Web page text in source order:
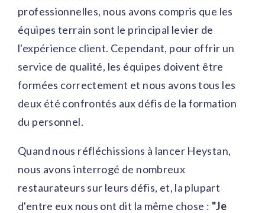
professionnelles, nous avons compris que les
équipes terrain sont le principal levier de
l'expérience client. Cependant, pour offrir un
service de qualité, les équipes doivent être
formées correctement et nous avons tous les
deux été confrontés aux défis de la formation
du personnel.
Quand nous réfléchissions à lancer Heystan,
nous avons interrogé de nombreux
restaurateurs sur leurs défis, et, la plupart
d'entre eux nous ont dit la même chose : "Je